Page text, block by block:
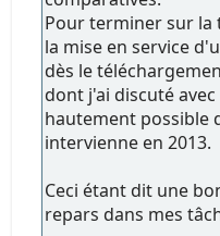
Pour terminer sur la
la mise en service
dès le
dont j'ai discuté
hautement possible
intervienne en 2013.
Ceci étant dit une
repars dans mes